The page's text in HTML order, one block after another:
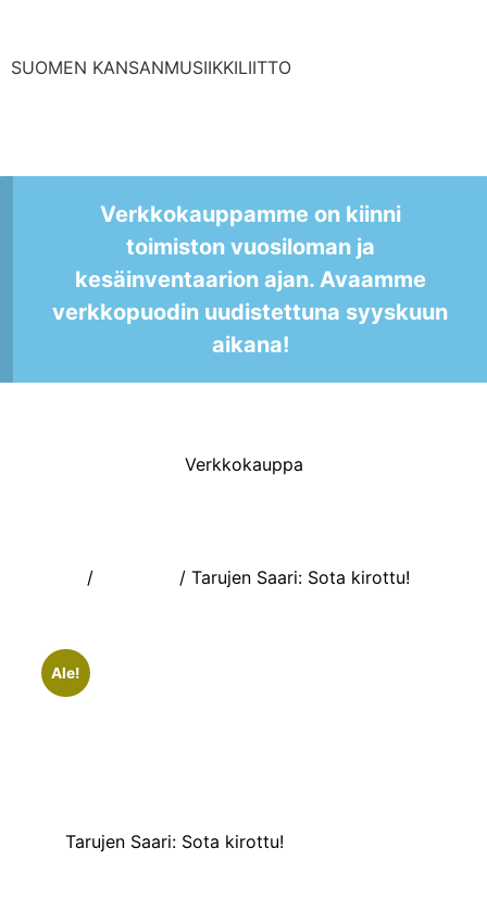
SUOMEN KANSANMUSIIKKILIITTO
Verkkokauppamme on kiinni
toimiston vuosiloman ja
kesäinventaarion ajan. Avaamme
verkkopuodin uudistettuna syyskuun
aikana!
Verkkokauppa
/ / Tarujen Saari: Sota kirottu!
Ale!
Tarujen Saari: Sota kirottu!